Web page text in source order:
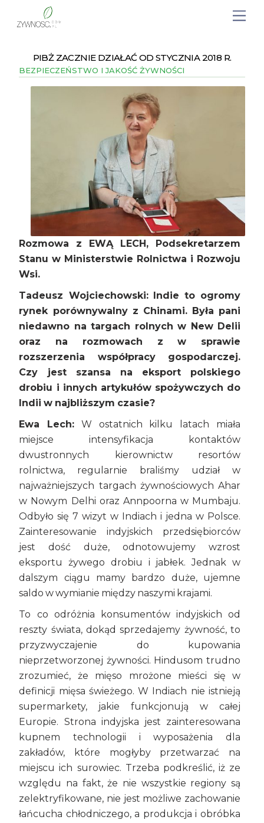
PIBŻ ZACZNIE DZIAŁAĆ OD STYCZNIA 2018 R.
BEZPIECZEŃSTWO I JAKOŚĆ ŻYWNOŚCI
Rozmowa z EWĄ LECH, Podsekretarzem
Stanu w Ministerstwie Rolnictwa i Rozwoju
Wsi.
Tadeusz Wojciechowski: Indie to ogromy
rynek porównywalny z Chinami. Była pani
niedawno na targach rolnych w New Delii
oraz na rozmowach z w sprawie
rozszerzenia współpracy gospodarczej.
Czy jest szansa na eksport polskiego
drobiu i innych artykułów spożywczych do
Indii w najbliższym czasie?
Ewa Lech: W ostatnich kilku latach miała
miejsce intensyfikacja kontaktów
dwustronnych kierownictw resortów
rolnictwa, regularnie braliśmy udział w
najważniejszych targach żywnościowych Ahar
w Nowym Delhi oraz Annpoorna w Mumbaju.
Odbyło się 7 wizyt w Indiach i jedna w Polsce.
Zainteresowanie indyjskich przedsiębiorców
jest dość duże, odnotowujemy wzrost
eksportu żywego drobiu i jabłek. Jednak w
dalszym ciągu mamy bardzo duże, ujemne
saldo w wymianie między naszymi krajami.
To co odróżnia konsumentów indyjskich od
reszty świata, dokąd sprzedajemy żywność, to
przyzwyczajenie do kupowania
nieprzetworzonej żywności. Hindusom trudno
zrozumieć, że mięso mrożone mieści się w
definicji mięsa świeżego. W Indiach nie istnieją
supermarkety, jakie funkcjonują w całej
Europie. Strona indyjska jest zainteresowana
kupnem technologii i wyposażenia dla
zakładów, które mogłyby przetwarzać na
miejscu ich surowiec. Trzeba podkreślić, iż ze
względu na fakt, że nie wszystkie regiony są
zelektryfikowane, nie jest możliwe zachowanie
łańcucha chłodniczego, a produkcja i obróbka